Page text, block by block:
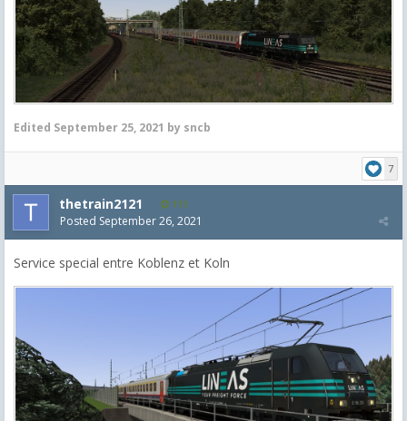
Edited September 25, 2021 by sncb
7
thetrain2121 111
Posted September 26, 2021
Service special entre Koblenz et Koln